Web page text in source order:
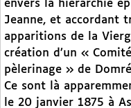
envers la hiérarchie
Jeanne, et accordant
apparitions de la
création d’un «
pèlerinage » de
Ce sont là
le 20 janvier 1875 à